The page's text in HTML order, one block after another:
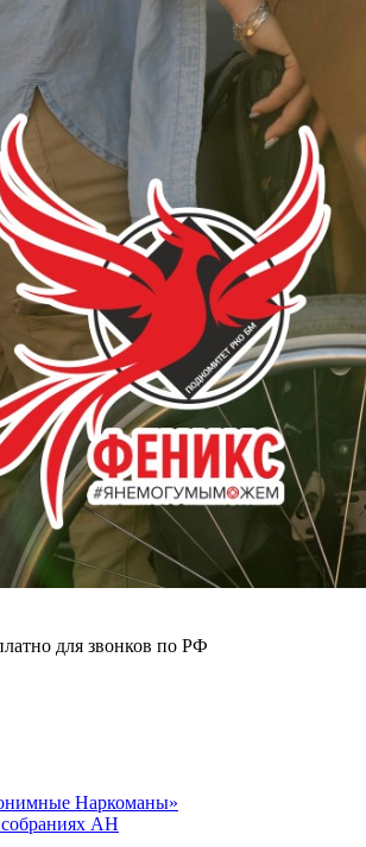
для звонков по РФ
Наркоманы»
АН